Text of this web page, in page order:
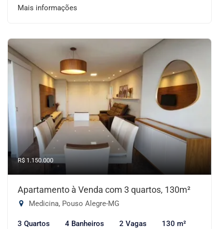
Mais informações
R$ 1.150.000
Apartamento à Venda com 3 quartos, 130m²
Medicina, Pouso Alegre-MG
3 Quartos 4 Banheiros 2 Vagas 130 m²